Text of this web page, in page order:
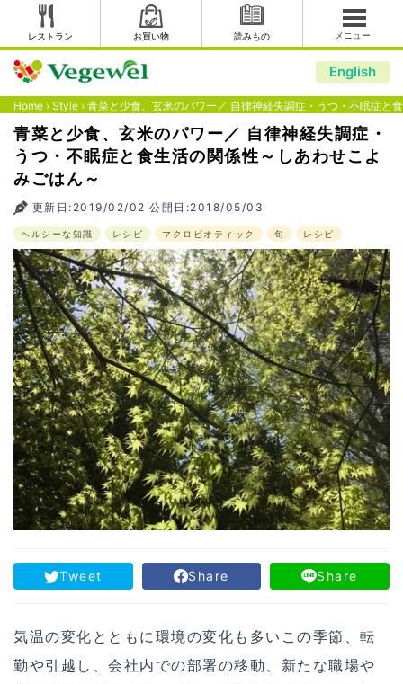
レストラン お買い物 読みもの メニュー
English
Home › Style › 青菜と少食、玄米のパワー／ 自律神経失調症・うつ・不眠症と
青菜と少食、玄米のパワー／ 自律神経失調症・
うつ・不眠症と食生活の関係性～しあわせこよ
みごはん～
更新日:2019/02/02 公開日:2018/05/03
ヘルシーな知識 レシピ マクロビオティック 旬 レシピ
Tweet Share Share
気温の変化とともに環境の変化も多いこの季節、転
勤や引越し、会社内での部署の移動、新たな職場や